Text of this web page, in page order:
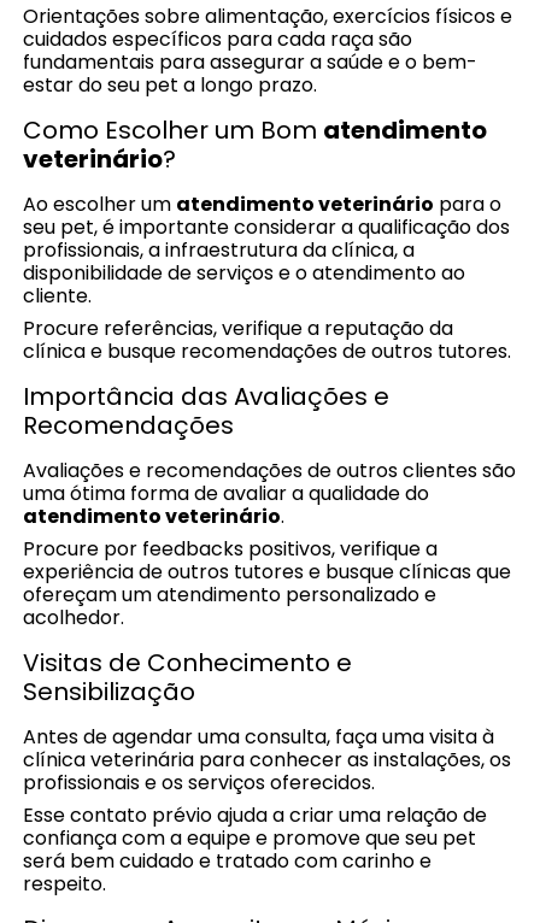
Orientações sobre alimentação, exercícios físicos e
cuidados específicos para cada raça são
fundamentais para assegurar a saúde e o bem-
estar do seu pet a longo prazo.
Como Escolher um Bom atendimento
veterinário?
Ao escolher um atendimento veterinário para o
seu pet, é importante considerar a qualificação dos
profissionais, a infraestrutura da clínica, a
disponibilidade de serviços e o atendimento ao
cliente.
Procure referências, verifique a reputação da
clínica e busque recomendações de outros tutores.
Importância das Avaliações e
Recomendações
Avaliações e recomendações de outros clientes são
uma ótima forma de avaliar a qualidade do
atendimento veterinário.
Procure por feedbacks positivos, verifique a
experiência de outros tutores e busque clínicas que
ofereçam um atendimento personalizado e
acolhedor.
Visitas de Conhecimento e
Sensibilização
Antes de agendar uma consulta, faça uma visita à
clínica veterinária para conhecer as instalações, os
profissionais e os serviços oferecidos.
Esse contato prévio ajuda a criar uma relação de
confiança com a equipe e promove que seu pet
será bem cuidado e tratado com carinho e
respeito.